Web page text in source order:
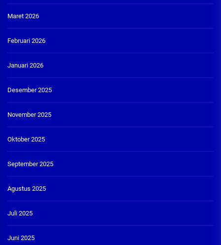
Maret 2026
Februari 2026
Januari 2026
Desember 2025
November 2025
Oktober 2025
September 2025
Agustus 2025
Juli 2025
Juni 2025